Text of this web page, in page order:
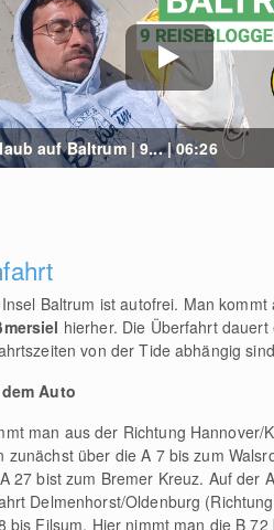
auf Baltrum | 9... | 06:26
Baltrum ist autofrei. Man
hierher. Die Überfahrt
von der Tide abhängig
Auto
man aus der Richtung Hannover/
zunächst über die A 7 bis zum
27 bist zum Bremer Kreuz. Auf der
Delmenhorst/Oldenburg
bis Filsum. Hier nimmt man die B